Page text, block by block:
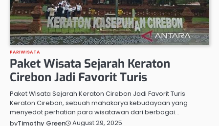
PARIWISATA
Paket Wisata Sejarah Keraton
Cirebon Jadi Favorit Turis
Paket Wisata Sejarah Keraton Cirebon Jadi Favorit Turis
Keraton Cirebon, sebuah mahakarya kebudayaan yang
menyedot perhatian para wisatawan dari berbagai…
byTimothy Green August 29, 2025